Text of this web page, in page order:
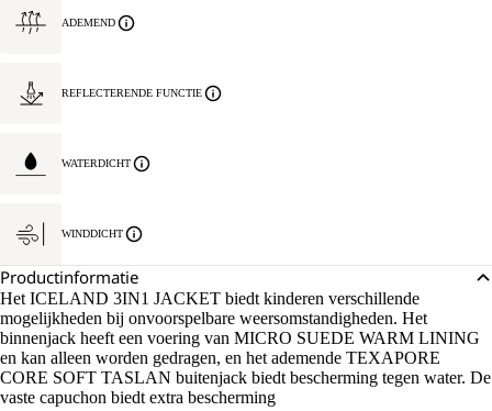
ADEMEND
REFLECTERENDE FUNCTIE
WATERDICHT
WINDDICHT
Productinformatie
Het ICELAND 3IN1 JACKET biedt kinderen verschillende
mogelijkheden bij onvoorspelbare weersomstandigheden. Het
binnenjack heeft een voering van MICRO SUEDE WARM LINING
en kan alleen worden gedragen, en het ademende TEXAPORE
CORE SOFT TASLAN buitenjack biedt bescherming tegen water. De
vaste capuchon biedt extra bescherming